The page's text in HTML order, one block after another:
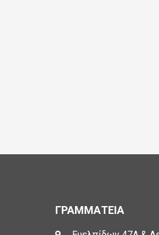
ΓΡΑΜΜΑΤΕΙΑ